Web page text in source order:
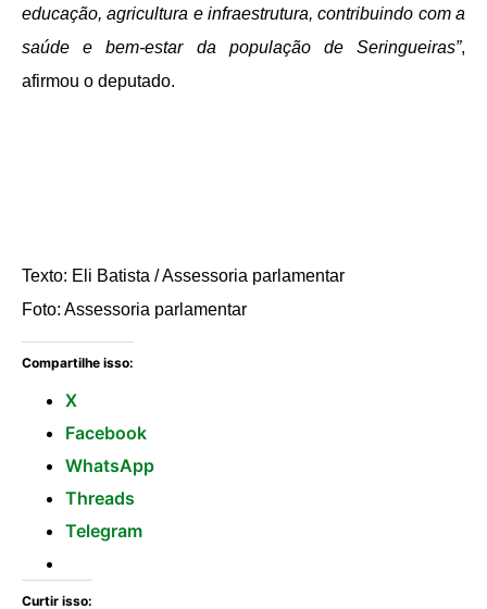
educação, agricultura e infraestrutura, contribuindo com a
saúde e bem-estar da população de Seringueiras”,
afirmou o deputado.
Texto: Eli Batista / Assessoria parlamentar
Foto: Assessoria parlamentar
Compartilhe isso:
X
Facebook
WhatsApp
Threads
Telegram
Curtir isso: